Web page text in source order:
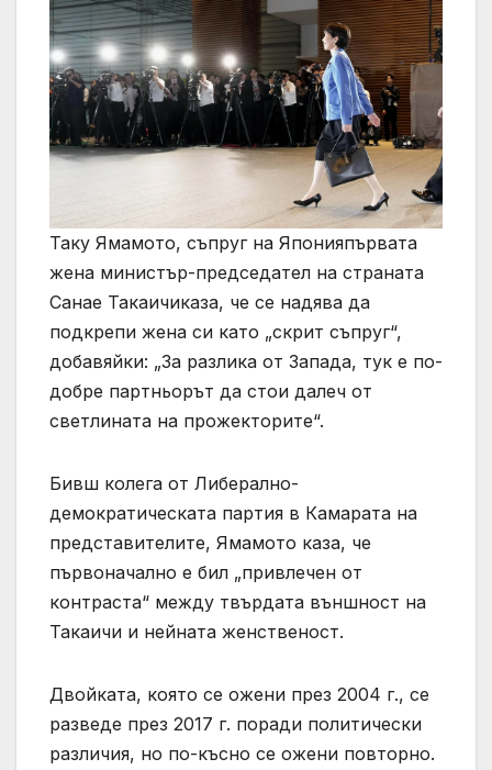
Таку Ямамото, съпруг на Японияпървата
жена министър-председател на страната
Санае Такаичиказа, че се надява да
подкрепи жена си като „скрит съпруг“,
добавяйки: „За разлика от Запада, тук е по-
добре партньорът да стои далеч от
светлината на прожекторите“.
Бивш колега от Либерално-
демократическата партия в Камарата на
представителите, Ямамото каза, че
първоначално е бил „привлечен от
контраста“ между твърдата външност на
Такаичи и нейната женственост.
Двойката, която се ожени през 2004 г., се
разведе през 2017 г. поради политически
различия, но по-късно се ожени повторно.